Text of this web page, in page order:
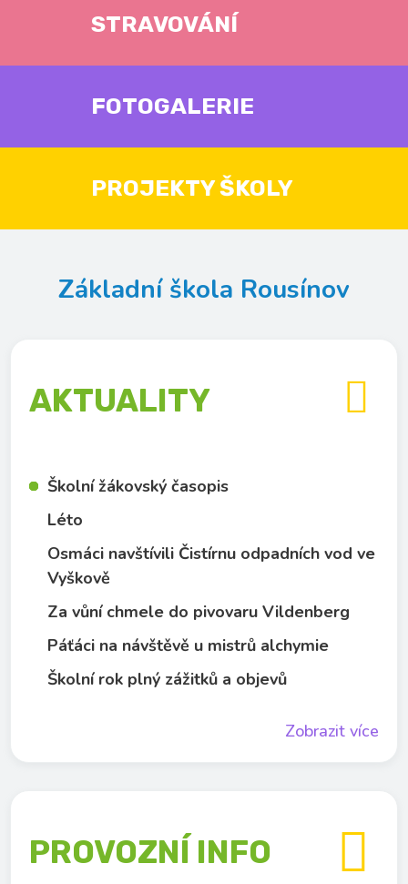
STRAVOVÁNÍ
FOTOGALERIE
PROJEKTY ŠKOLY
Základní škola Rousínov
AKTUALITY
Školní žákovský časopis
Léto
Osmáci navštívili Čistírnu odpadních vod ve
Vyškově
Za vůní chmele do pivovaru Vildenberg
Páťáci na návštěvě u mistrů alchymie
Školní rok plný zážitků a objevů
Zobrazit více

PROVOZNÍ INFO 